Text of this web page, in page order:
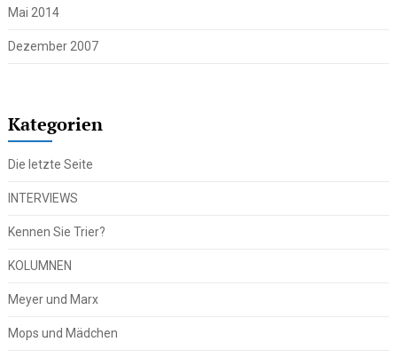
Mai 2014
Dezember 2007
Kategorien
Die letzte Seite
INTERVIEWS
Kennen Sie Trier?
KOLUMNEN
Meyer und Marx
Mops und Mädchen